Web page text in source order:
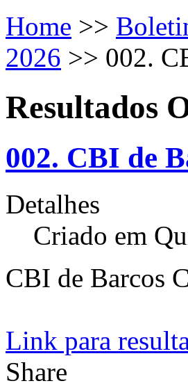
Home >>
2026 >> 002.
Resultados
002. CBI de
Detalhes
Criado em
CBI de Barcos
Link para
Share